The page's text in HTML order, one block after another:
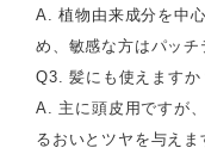
A. 植物由来成分を中
め、敏感な方はパッチ
Q3. 髪にも使えますか
A. 主に頭皮用ですが
るおいとツヤを与えま